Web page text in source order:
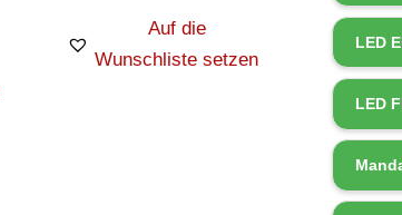
Auf die
Wunschliste setzen
LED
LED